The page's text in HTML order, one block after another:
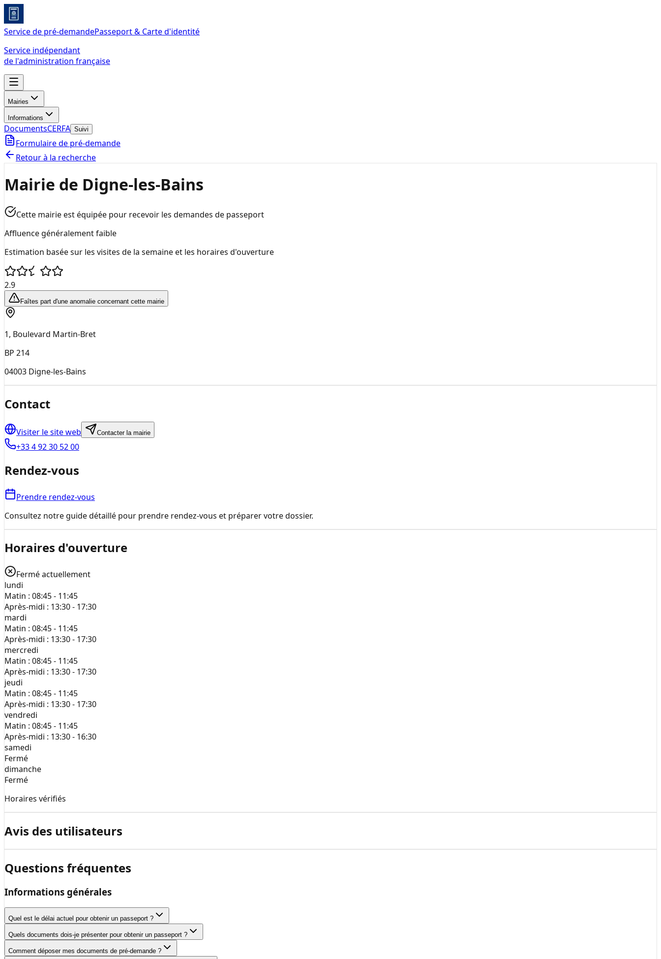
Service de pré-demandePasseport & Carte d'identité
Service indépendant
de l'administration française
Mairies
Informations
DocumentsCERFA Suivi
Formulaire de pré-demande
Retour à la recherche
Mairie de Digne-les-Bains
Cette mairie est équipée pour recevoir les demandes de passeport
Affluence généralement faible
Estimation basée sur les visites de la semaine et les horaires d'ouverture
2.9
Faîtes part d'une anomalie concernant cette mairie
1, Boulevard Martin-Bret
BP 214
04003 Digne-les-Bains
Contact
Visiter le site web Contacter la mairie
+33 4 92 30 52 00
Rendez-vous
Prendre rendez-vous
Consultez notre guide détaillé pour prendre rendez-vous et préparer votre dossier.
Horaires d'ouverture
Fermé actuellement
lundi
Matin : 08:45 - 11:45
Après-midi : 13:30 - 17:30
mardi
Matin : 08:45 - 11:45
Après-midi : 13:30 - 17:30
mercredi
Matin : 08:45 - 11:45
Après-midi : 13:30 - 17:30
jeudi
Matin : 08:45 - 11:45
Après-midi : 13:30 - 17:30
vendredi
Matin : 08:45 - 11:45
Après-midi : 13:30 - 16:30
samedi
Fermé
dimanche
Fermé
Horaires vérifiés
Avis des utilisateurs
Questions fréquentes
Informations générales
Quel est le délai actuel pour obtenir un passeport ?
Quels documents dois-je présenter pour obtenir un passeport ?
Comment déposer mes documents de pré-demande ?